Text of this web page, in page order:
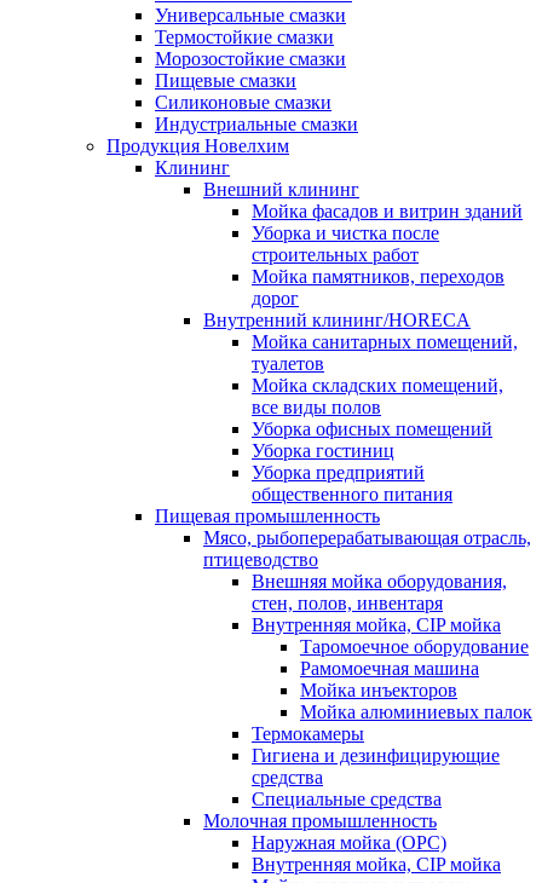
Универсальные смазки
Термостойкие смазки
Морозостойкие смазки
Пищевые смазки
Силиконовые смазки
Индустриальные смазки
Продукция Новелхим
Клининг
Внешний клининг
Мойка фасадов и витрин зданий
Уборка и чистка после
строительных работ
Мойка памятников, переходов
дорог
Внутренний клининг/HORECA
Мойка санитарных помещений,
туалетов
Мойка складских помещений,
все виды полов
Уборка офисных помещений
Уборка гостиниц
Уборка предприятий
общественного питания
Пищевая промышленность
Мясо, рыбоперерабатывающая отрасль,
птицеводство
Внешняя мойка оборудования,
стен, полов, инвентаря
Внутренняя мойка, CIP мойка
Таромоечное оборудование
Рамомоечная машина
Мойка инъекторов
Мойка алюминиевых палок
Термокамеры
Гигиена и дезинфицирующие
средства
Специальные средства
Молочная промышленность
Наружная мойка (ОРС)
Внутренняя мойка, CIP мойка